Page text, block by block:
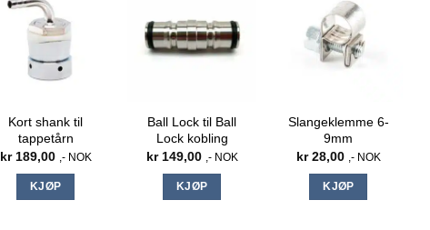
Kort shank til
tappetårn
kr189,00 ,- NOK
KJØP
Ball Lock til Ball
Lock kobling
kr149,00 ,- NOK
KJØP
Slangeklemme 6-
9mm
kr28,00 ,- NOK
KJØP